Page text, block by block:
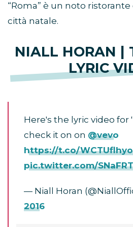
“Roma” è un noto
città natale.
NIALL HORAN |
LYRIC
Here's the lyric video for
check it on on @vevo
https://t.co/
pic.twitter.com/
— Niall Horan
2016